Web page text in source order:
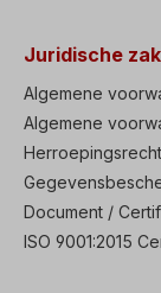
Juridische
Algemene
Algemene
Herroepingsrecht
Document /
ISO 9001:2015